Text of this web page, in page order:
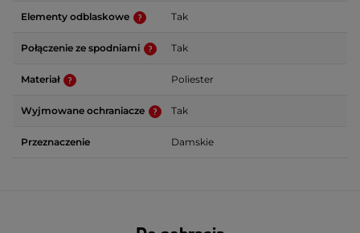
Elementy odblaskowe Tak
Połączenie ze spodniami Tak
Materiał Poliester
Wyjmowane ochraniacze Tak
Przeznaczenie Damskie